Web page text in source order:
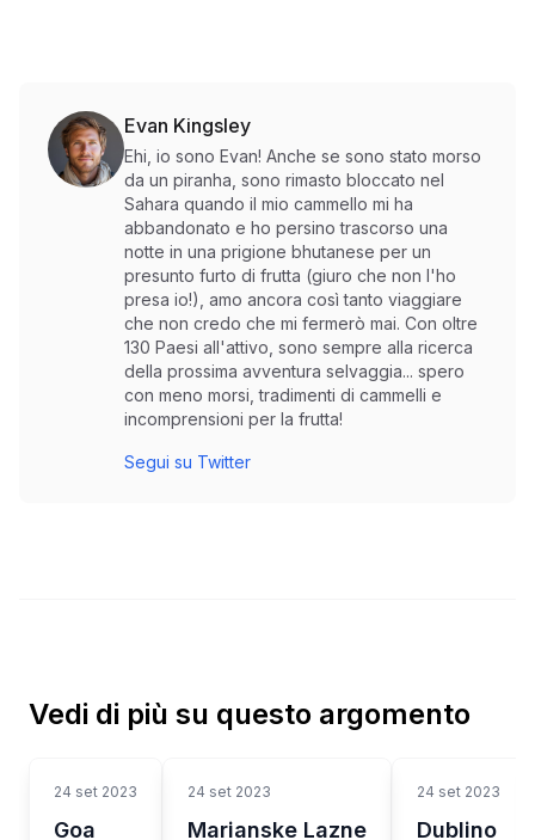
Evan Kingsley
Ehi, io sono Evan! Anche se sono stato morso
da un piranha, sono rimasto bloccato nel
Sahara quando il mio cammello mi ha
abbandonato e ho persino trascorso una
notte in una prigione bhutanese per un
presunto furto di frutta (giuro che non l'ho
presa io!), amo ancora così tanto viaggiare
che non credo che mi fermerò mai. Con oltre
130 Paesi all'attivo, sono sempre alla ricerca
della prossima avventura selvaggia... spero
con meno morsi, tradimenti di cammelli e
incomprensioni per la frutta!
Segui su Twitter
Vedi di più su questo argomento
24 set 2023
Goa
24 set 2023
Marianske Lazne
24 set 2023
Dublino